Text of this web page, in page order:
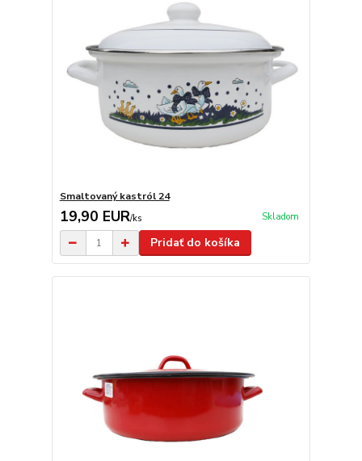
Smaltovaný kastról 24
19,90 EUR/ks Skladom
Pridať do košíka